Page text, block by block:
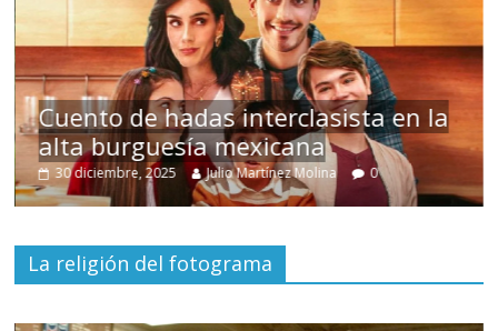
Cuento de hadas interclasista en la
alta burguesía mexicana
30 diciembre, 2025 Julio Martínez Molina 0
La religión del fotograma